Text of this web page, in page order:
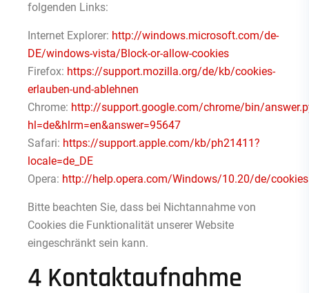
folgenden Links:
Internet Explorer: http://windows.microsoft.com/de-
DE/windows-vista/Block-or-allow-cookies
Firefox: https://support.mozilla.org/de/kb/cookies-
erlauben-und-ablehnen
Chrome: http://support.google.com/chrome/bin/
hl=de&hlrm=en&answer=95647
Safari: https://support.apple.com/kb/ph21411?
locale=de_DE
Opera: http://help.opera.com/Windows/10.20/de/
Bitte beachten Sie, dass bei Nichtannahme von
Cookies die Funktionalität unserer Website
eingeschränkt sein kann.
4 Kontaktaufnahme